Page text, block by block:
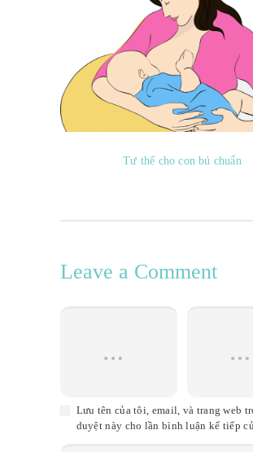
Tư thế cho con bú chuẩn
Leave a Comment
Lưu tên của tôi, email, và trang web
duyệt này cho lần bình luận kế tiếp